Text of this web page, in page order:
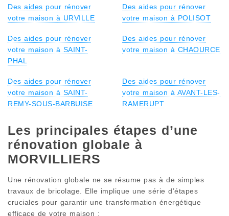
Des aides pour rénover
votre maison à URVILLE
Des aides pour rénover
votre maison à POLISOT
Des aides pour rénover
votre maison à SAINT-
PHAL
Des aides pour rénover
votre maison à CHAOURCE
Des aides pour rénover
votre maison à SAINT-
REMY-SOUS-BARBUISE
Des aides pour rénover
votre maison à AVANT-LES-
RAMERUPT
Les principales étapes d’une
rénovation globale à
MORVILLIERS
Une rénovation globale ne se résume pas à de simples
travaux de bricolage. Elle implique une série d’étapes
cruciales pour garantir une transformation énergétique
efficace de votre maison :